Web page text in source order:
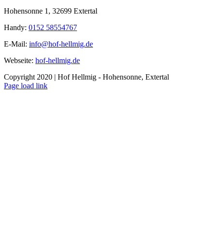
Hohensonne 1, 32699 Extertal
Handy: 0152 58554767
E-Mail: info@hof-hellmig.de
Webseite: hof-hellmig.de
Copyright 2020 | Hof Hellmig - Hohensonne, Extertal
Facebook
Page load link